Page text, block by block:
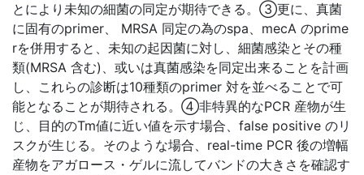
とにより未知の細菌の同定が期待できる。③更に、真菌
に固有のprimer、 MRSA 同定の為のspa、mecA のprime
rを併用すると、未知の起因菌に対し、細菌感染とその種
類(MRSA 含む)、或いは真菌感染を同定出来ることを計画
し、これらの診断は10種類のprimer 対を並べることで可
能となることが期待される。④非特異的なPCR 産物が生
じ、目的のTm値に近い値を示す場合、false positive のリ
スクが生じる。そのような場合、real-time PCR 後の増幅
産物をアガロース・ゲルに流してバンドの大きさを確認す